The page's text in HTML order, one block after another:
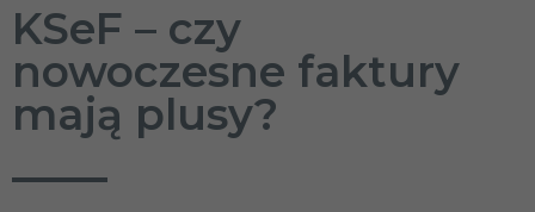
KSeF – czy
nowoczesne faktury
mają plusy?